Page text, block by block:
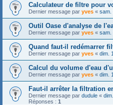
Calculateur de filtre pour
Dernier message par yves « sam.
Outil Oase d'analyse de
Dernier message par yves « sam.
Quand faut-il redémarrer
Dernier message par yves « dim.
Calcul du volume d'eau
Dernier message par yves « dim.
Faut-il arrêter la filtration
Dernier message par dudule «
Réponses : 1